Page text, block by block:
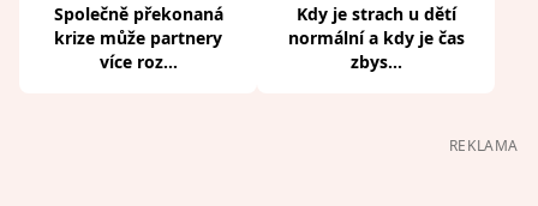
Společně překonaná
krize může partnery
více roz...
Kdy je strach u dětí
normální a kdy je čas
zbys...
REKLAMA